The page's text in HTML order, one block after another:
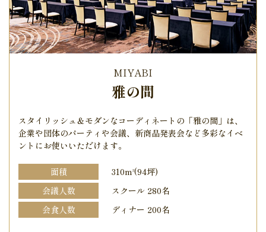
MIYABI
雅の間
スタイリッシュ＆モダンなコーディネートの「雅の間」は、
企業や団体のパーティや会議、新商品発表会など多彩なイベ
ントにお使いいただけます。
面積 310m2(94坪)
会議人数
スクール 280名
会食人数
ディナー 200名